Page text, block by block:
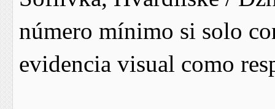
número mínimo si solo
evidencia visual como